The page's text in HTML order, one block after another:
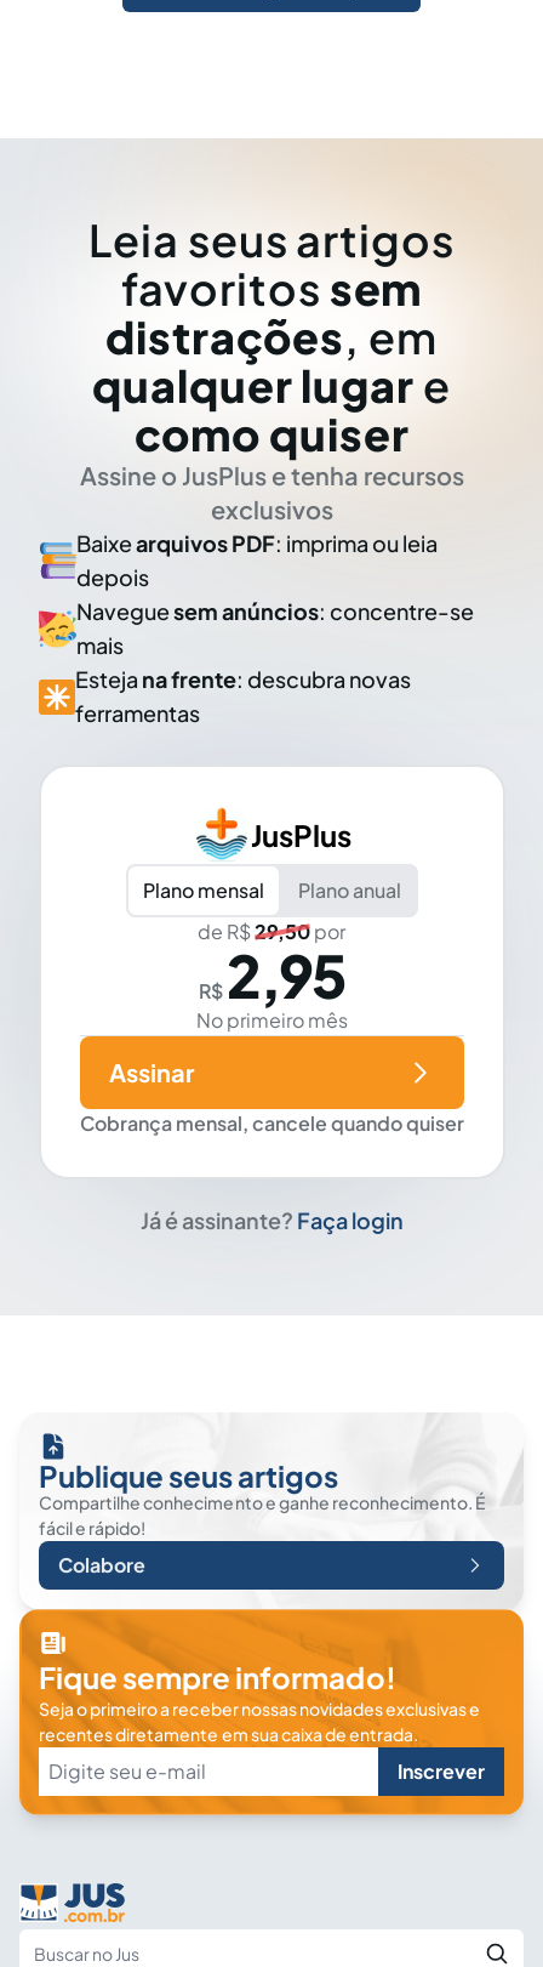
Leia seus artigos
favoritos sem
distrações, em
qualquer lugar e
como quiser
Assine o JusPlus e tenha recursos
exclusivos
Baixearquivos PDF: imprima ou leia
depois
Naveguesem anúncios: concentre-se
mais
Esteja na frente: descubra novas
ferramentas
JusPlus
Plano mensal
Plano anual
de R$29,50por
R$ 2,95
No primeiro mês
Cobrança mensal, cancele quando quiser
Assinar
Já é assinante? Faça login
Publique seus artigos
Compartilhe conhecimento e ganhe reconhecimento. É
fácil e rápido!
Colabore
Fique sempre informado!
Seja o primeiro a receber nossas novidades exclusivas e
recentes diretamente em sua caixa de entrada.
Inscrever